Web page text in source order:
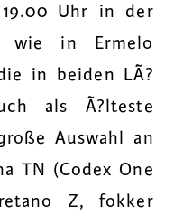
Uhr in der
wie in Ermelo
in beiden LÃ?
als Ã?lteste
Auswahl an
TN (Codex One
Z, fokker